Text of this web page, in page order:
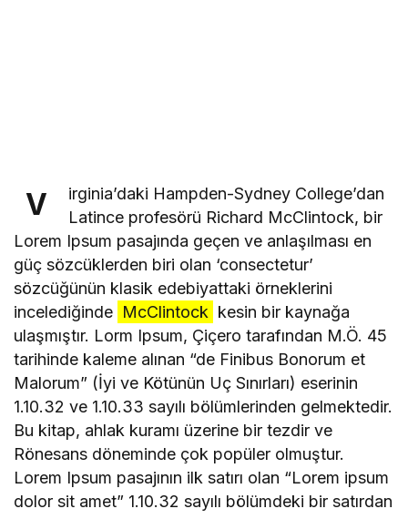
V
irginia’daki Hampden-Sydney College’dan
Latince profesörü Richard McClintock, bir
Lorem Ipsum pasajında geçen ve anlaşılması en
güç sözcüklerden biri olan ‘consectetur’
sözcüğünün klasik edebiyattaki örneklerini
incelediğinde McClintock kesin bir kaynağa
ulaşmıştır. Lorm Ipsum, Çiçero tarafından M.Ö. 45
tarihinde kaleme alınan “de Finibus Bonorum et
Malorum” (İyi ve Kötünün Uç Sınırları) eserinin
1.10.32 ve 1.10.33 sayılı bölümlerinden gelmektedir.
Bu kitap, ahlak kuramı üzerine bir tezdir ve
Rönesans döneminde çok popüler olmuştur.
Lorem Ipsum pasajının ilk satırı olan “Lorem ipsum
dolor sit amet” 1.10.32 sayılı bölümdeki bir satırdan